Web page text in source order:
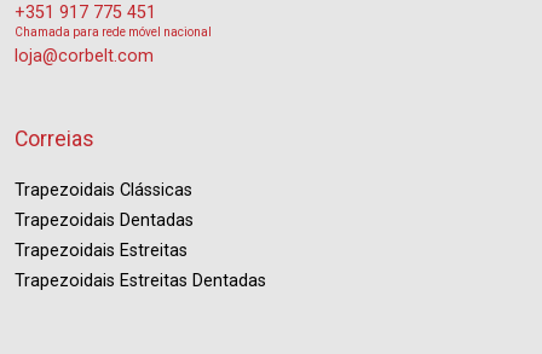
+351 917 775 451
Chamada para rede móvel nacional
loja@corbelt.com
Correias
Trapezoidais Clássicas
Trapezoidais Dentadas
Trapezoidais Estreitas
Trapezoidais Estreitas Dentadas